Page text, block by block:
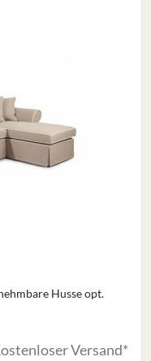
Husse opt.
Versand*